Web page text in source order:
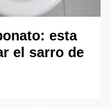
esta
el sarro de